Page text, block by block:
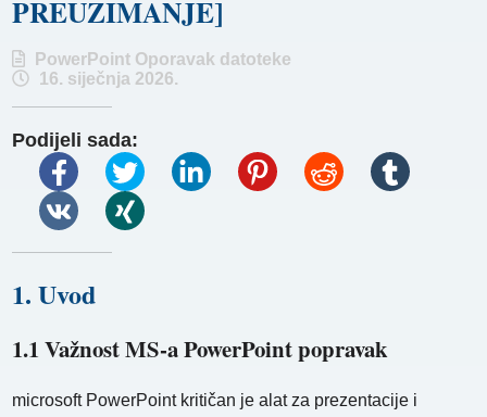
PREUZIMANJE]
PowerPoint Oporavak datoteke
16. siječnja 2026.
Podijeli sada:
1. Uvod
1.1 Važnost MS-a PowerPoint popravak
microsoft PowerPoint kritičan je alat za prezentacije i